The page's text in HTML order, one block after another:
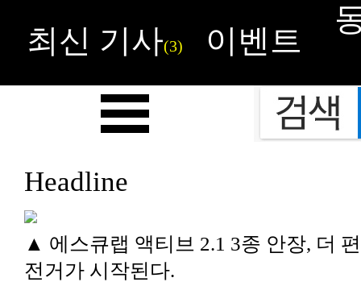
최신 기사(3) 이벤트
Headline
▲ 에스큐랩 액티브 2.1 3종 안장, 더
전거가 시작된다.